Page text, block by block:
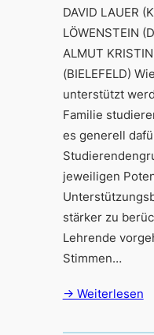
DAVID LAUER
LÖWENSTEIN
ALMUT
(BIELEFELD)
unterstützt
Familie
es generell
jeweiligen
stärker zu
Lehrende
Stimmen…
→ Weiterlesen